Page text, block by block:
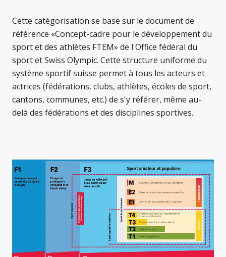
Cette catégorisation se base sur le document de
référence «Concept-cadre pour le développement du
sport et des athlètes FTEM» de l'Office fédéral du
sport et Swiss Olympic. Cette structure uniforme du
système sportif suisse permet à tous les acteurs et
actrices (fédérations, clubs, athlètes, écoles de sport,
cantons, communes, etc.) de s'y référer, même au-
delà des fédérations et des disciplines sportives.